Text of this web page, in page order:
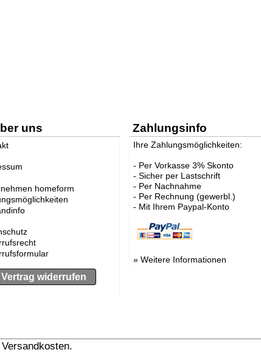
uns
homeform
Vertrag widerrufen
Zahlungsinfo
Ihre Zahlungsmöglichkeiten:
- Per Vorkasse 3% Skonto
- Sicher per Lastschrift
- Per Nachnahme
- Per Rechnung (gewerbl.)
- Mit Ihrem Paypal-Konto
»Weitere Informationen